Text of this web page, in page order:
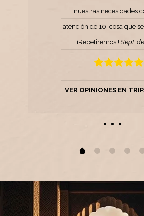
nuestras necesidades
atención de 10, cosa que
¡¡Repetiremos!! Sept.
VER OPINIONES EN